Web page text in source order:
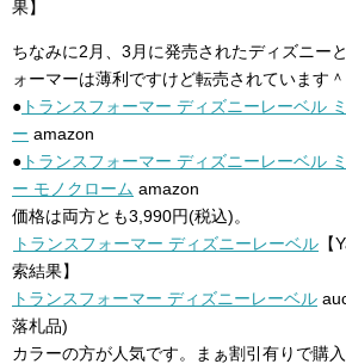
果】
ちなみに2月、3月に発売されたディズニー
ォーマーは薄利ですけど転売されています＾
● トランスフォーマー ディズニーレーベル
ー amazon
● トランスフォーマー ディズニーレーベル
ー モノクローム amazon
価格は両方とも3,990円(税込)。
トランスフォーマー ディズニーレーベル
索結果】
トランスフォーマー ディズニーレーベル
落札品)
カラーの方が人気です。まぁ割引有りで購